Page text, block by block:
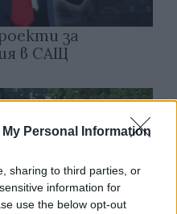
Personal Information
sharing to third parties, or
information for
use the below opt-out
за
в САЩ